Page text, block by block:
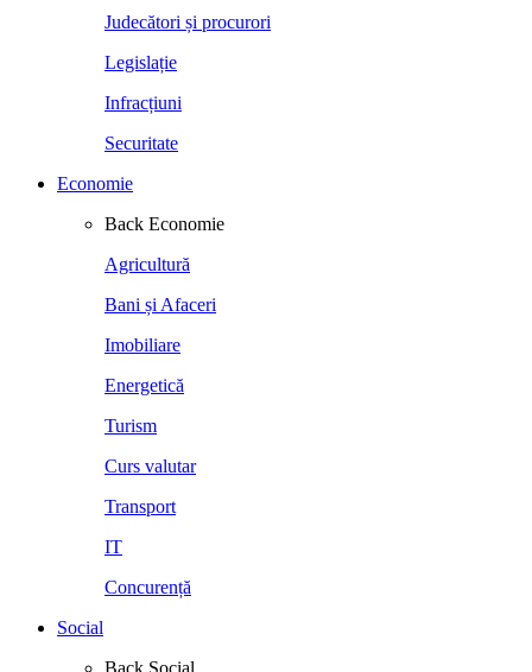
Judecători și procurori
Legislație
Infracțiuni
Securitate
Economie
Back Economie
Agricultură
Bani și Afaceri
Imobiliare
Energetică
Turism
Curs valutar
Transport
IT
Concurență
Social
Back Social